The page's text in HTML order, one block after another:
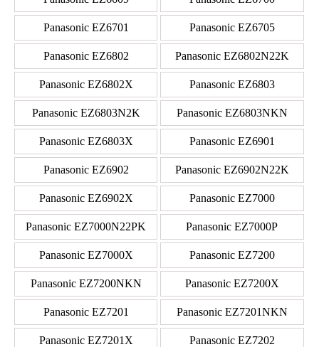
Panasonic EZ6701 Panasonic EZ6705
Panasonic EZ6802 Panasonic EZ6802N22K
Panasonic EZ6802X Panasonic EZ6803
Panasonic EZ6803N2K Panasonic EZ6803NKN
Panasonic EZ6803X Panasonic EZ6901
Panasonic EZ6902 Panasonic EZ6902N22K
Panasonic EZ6902X Panasonic EZ7000
Panasonic EZ7000N22PK Panasonic EZ7000P
Panasonic EZ7000X Panasonic EZ7200
Panasonic EZ7200NKN Panasonic EZ7200X
Panasonic EZ7201 Panasonic EZ7201NKN
Panasonic EZ7201X Panasonic EZ7202